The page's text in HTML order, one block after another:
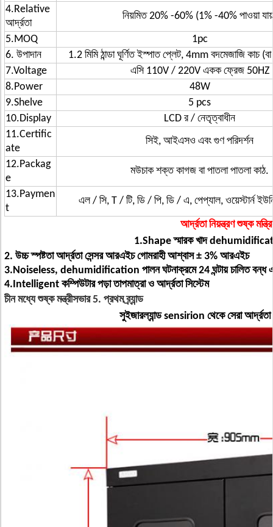
4.Relative
আর্দ্রতা
নিয়মিত 20% -60% (1% -40% পাওয়া
5.MOQ
1pc
6. উপাদান
1.2 মিমি ঠান্ডা ঘূর্ণিত ইস্পাত প্লেট, 4mm বদমেজাজি কাচ
7.Voltage
এসি 110V / 220V একক ফ্রেজ 50HZ
8.Power
48W
9.Shelve
5 pcs
10.Display
LCD র / নেতৃত্বাধীন
11.Certific
ate
সিই, আইএসও এবং গুণ পরিদর্শন
12.Packag
e
মউচাক শক্ত কাগজ বা পাতলা পাতলা কাঠ.
13.Paymen
t
এল / সি, T / টি, ডি / পি, ডি / এ, পেপ্যাল, ওয়েস্টার্ন
আর্দ্রতা নিয়ন্ত্রণ শুষ্ক
1.Shape স্মারক খাদ
2. উচ্চ স্পষ্টতা আর্দ্রতা সেন্সর আরএইচ গোমরাহী আশ্বাস ± 3% আরএইচ
3.Noiseless, dehumidification পালন ঘটনাক্রমে 24 ঘন্টায় চালিত বন্ধ
4.Intelligent কম্পিউটার পড়া তাপমাত্রা ও আর্দ্রতা সিস্টেম
চীন মধ্যে শুষ্ক মন্ত্রীসভার 5. প্রথম ব্র্যান্ড
সুইজারল্যান্ড sensirion থেকে সেরা